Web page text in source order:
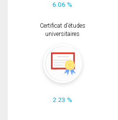
6.06 %
Certificat d'études
universitaires
2.23 %